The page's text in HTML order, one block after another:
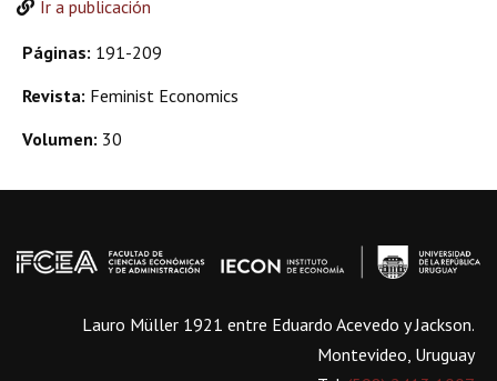
Ir a publicación
Páginas: 191-209
Revista: Feminist Economics
Volumen: 30
Lauro Müller 1921 entre Eduardo Acevedo y Jackson.
Montevideo, Uruguay